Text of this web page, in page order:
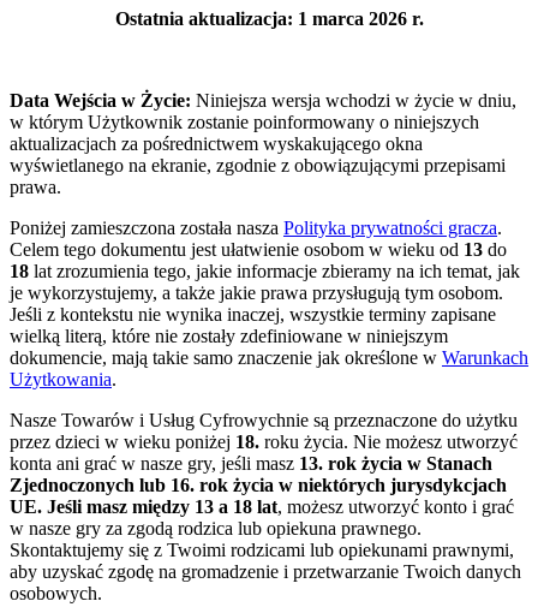
Ostatnia aktualizacja: 1 marca 2026 r.
Data Wejścia w Życie: Niniejsza wersja wchodzi w życie w dniu,
w którym Użytkownik zostanie poinformowany o niniejszych
aktualizacjach za pośrednictwem wyskakującego okna
wyświetlanego na ekranie, zgodnie z obowiązującymi przepisami
prawa.
Poniżej zamieszczona została nasza Polityka prywatności gracza.
Celem tego dokumentu jest ułatwienie osobom w wieku od 13 do
18 lat zrozumienia tego, jakie informacje zbieramy na ich temat, jak
je wykorzystujemy, a także jakie prawa przysługują tym osobom.
Jeśli z kontekstu nie wynika inaczej, wszystkie terminy zapisane
wielką literą, które nie zostały zdefiniowane w niniejszym
dokumencie, mają takie samo znaczenie jak określone w Warunkach
Użytkowania.
Nasze Towarów i Usług Cyfrowychnie są przeznaczone do użytku
przez dzieci w wieku poniżej 18. roku życia. Nie możesz utworzyć
konta ani grać w nasze gry, jeśli masz 13. rok życia w Stanach
Zjednoczonych lub 16. rok życia w niektórych jurysdykcjach
UE. Jeśli masz między 13 a 18 lat, możesz utworzyć konto i grać
w nasze gry za zgodą rodzica lub opiekuna prawnego.
Skontaktujemy się z Twoimi rodzicami lub opiekunami prawnymi,
aby uzyskać zgodę na gromadzenie i przetwarzanie Twoich danych
osobowych.